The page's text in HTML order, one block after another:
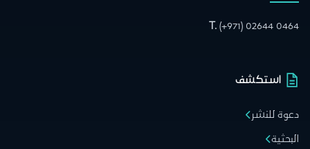
T. (+971) 02644 0464
استكشف
دعوة للنشر
البحثية